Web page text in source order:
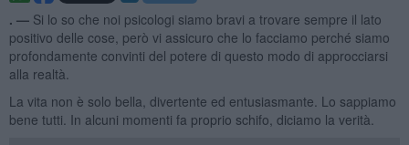
. — Si lo so che noi psicologi siamo bravi a trovare sempre il lato
positivo delle cose, però vi assicuro che lo facciamo perché siamo
profondamente convinti del potere di questo modo di approcciarsi
alla realtà.
La vita non è solo bella, divertente ed entusiasmante. Lo sappiamo
bene tutti. In alcuni momenti fa proprio schifo, diciamo la verità.